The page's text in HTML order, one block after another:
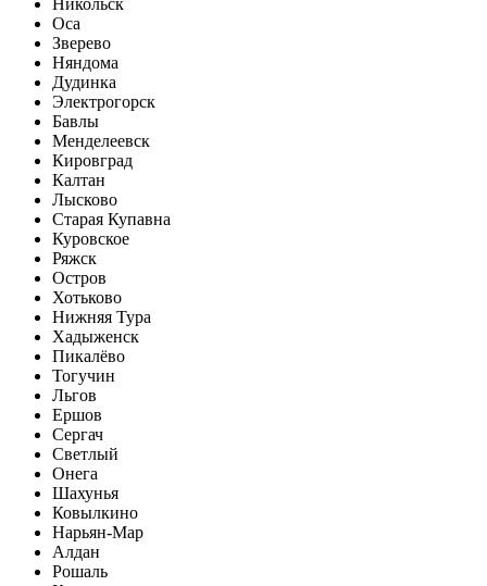
Никольск
Оса
Зверево
Няндома
Дудинка
Электрогорск
Бавлы
Менделеевск
Кировград
Калтан
Лысково
Старая Купавна
Куровское
Ряжск
Остров
Хотьково
Нижняя Тура
Хадыженск
Пикалёво
Тогучин
Льгов
Ершов
Сергач
Светлый
Онега
Шахунья
Ковылкино
Нарьян-Мар
Алдан
Рошаль